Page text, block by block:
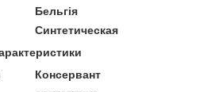
Бельгія
Синтетическая
Консервант